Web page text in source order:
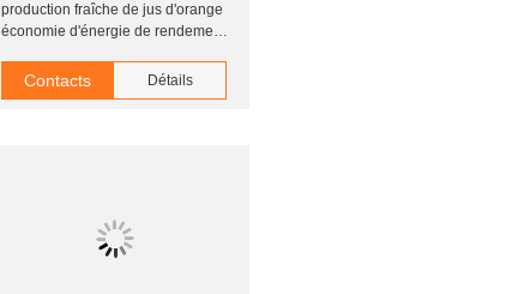
production fraîche de jus d'orange
économie d'énergie de rendement
Contacts Détails